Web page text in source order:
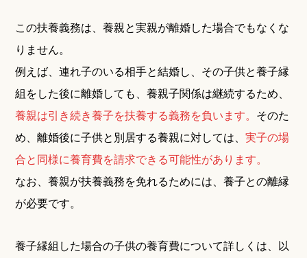
この扶養義務は、養親と実親が離婚した場合でもなくな
りません。
例えば、連れ子のいる相手と結婚し、その子供と養子縁
組をした後に離婚しても、養親子関係は継続するため、
養親は引き続き養子を扶養する義務を負います。 そのた
め、離婚後に子供と別居する養親に対しては、実子の場
合と同様に養育費を請求できる可能性があります。
なお、養親が扶養義務を免れるためには、養子との離縁
が必要です。
養子縁組した場合の子供の養育費について詳しくは、以